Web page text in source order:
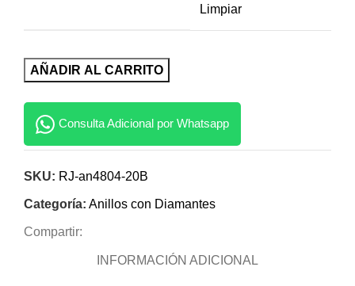
Limpiar
AÑADIR AL CARRITO
Consulta Adicional por Whatsapp
SKU: RJ-an4804-20B
Categoría: Anillos con Diamantes
Compartir:
INFORMACIÓN ADICIONAL